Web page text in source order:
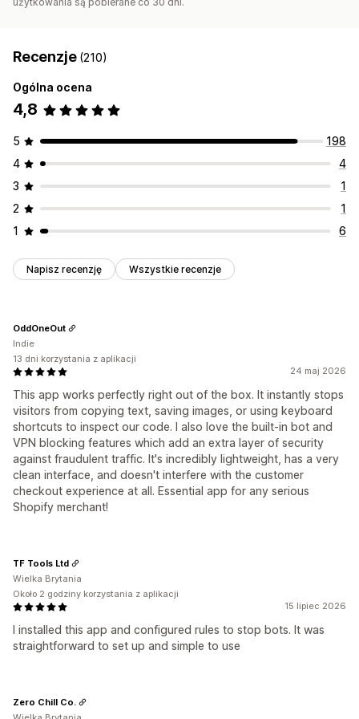
Recenzje (210)
Ogólna ocena
4,8
5
198
4
4
3
1
2
1
1
6
Napisz recenzję Wszystkie recenzje
24 maj 2026
This app works perfectly right out of the box. It instantly stops
visitors from copying text, saving images, or using keyboard
shortcuts to inspect our code. I also love the built-in bot and
VPN blocking features which add an extra layer of security
against fraudulent traffic. It's incredibly lightweight, has a very
clean interface, and doesn't interfere with the customer
checkout experience at all. Essential app for any serious
Shopify merchant!
OddOneOut
Indie
13 dni korzystania z aplikacji
15 lipiec 2026
I installed this app and configured rules to stop bots. It was
straightforward to set up and simple to use
TF Tools Ltd
Wielka Brytania
Około 2 godziny korzystania z aplikacji
Zero Chill Co.